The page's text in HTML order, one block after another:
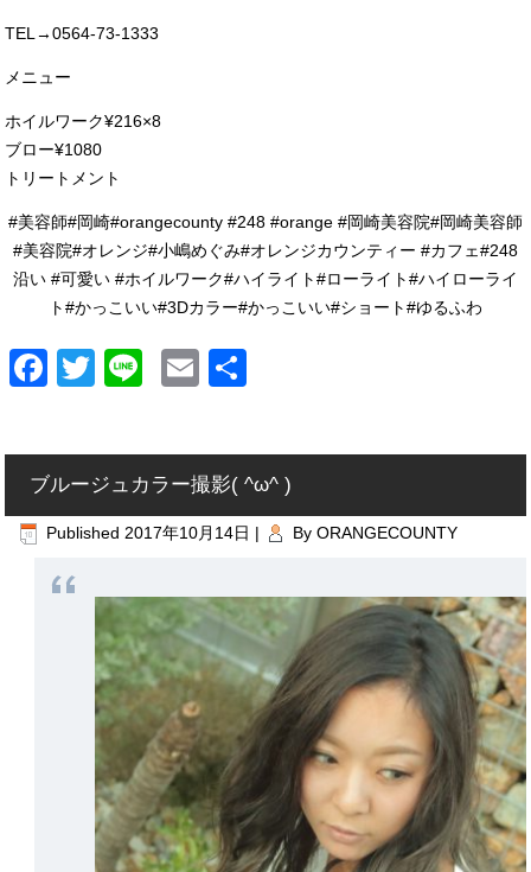
TEL→0564-73-1333
メニュー
ホイルワーク¥216×8
ブロー¥1080
トリートメント
#美容師#岡崎#orangecounty #248 #orange #岡崎美容院#岡崎美容師
#美容院#オレンジ#小嶋めぐみ#オレンジカウンティー #カフェ#248
沿い #可愛い #ホイルワーク#ハイライト#ローライト#ハイローライ
ト#かっこいい#3Dカラー#かっこいい#ショート#ゆるふわ
Facebook
Twitter
LineEmail
ブルージュカラー撮影( ^ω^ )
Published 2017年10月14日 | By ORANGECOUNTY